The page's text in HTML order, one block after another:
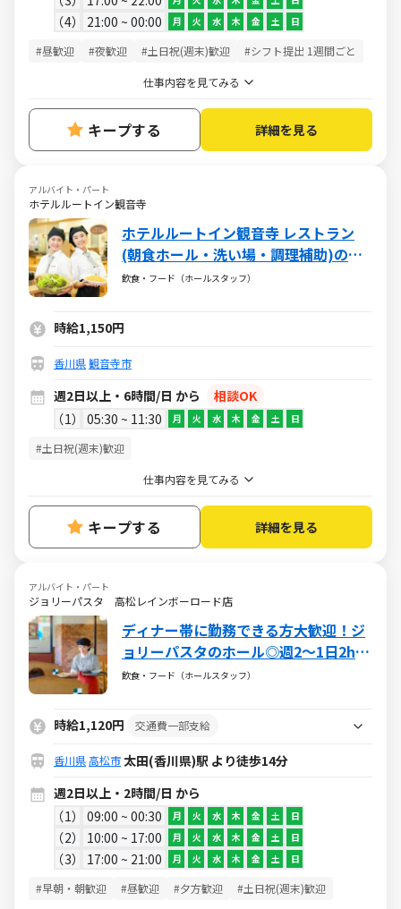
4 21:00 ~ 00:00 月 火 水 木 金 土 日
#昼歓迎 #夜歓迎 #土日祝(週末)歓迎 #シフト提出 1週間ごと
仕事内容を見てみる
キープする 詳細を見る
アルバイト・パート
ホテルルートイン観音寺
ホテルルートイン観音寺 レストラン
(朝食ホール・洗い場・調理補助)のお
仕事
飲食・フード（ホールスタッフ）
時給1,150円
香川県観音寺市
週2日以上・6時間/日 から
相談OK
1
05:30 ~ 11:30 月 火 水 木 金 土 日
#土日祝(週末)歓迎
仕事内容を見てみる
キープする 詳細を見る
アルバイト・パート
ジョリーパスタ 高松レインボーロード店
ディナー帯に勤務できる方大歓迎！ジ
ョリーパスタのホール◎週2～1日2h～
★マニュアル完備で未経験でも安心！
飲食・フード（ホールスタッフ）
時給1,120円 交通費一部支給
香川県高松市 太田(香川県)駅 より徒歩14分
週2日以上・2時間/日 から
1
09:00 ~ 00:30 月 火 水 木 金 土 日
2 10:00 ~ 17:00 月 火 水 木 金 土 日
3 17:00 ~ 21:00 月 火 水 木 金 土 日
#早朝・朝歓迎 #昼歓迎 #夕方歓迎 #土日祝(週末)歓迎